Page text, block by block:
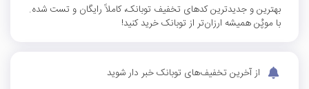
بهترین و جدیدترین کدهای تخفیف توبانک، کاملاً رایگان و تست شده.
با موپُن همیشه ارزان‌تر از توبانک خرید کنید!
از آخرین تخفیف‌های توبانک خبر دار شوید